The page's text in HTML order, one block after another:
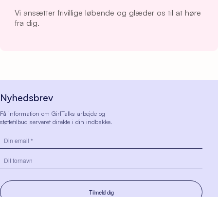
Vi ansætter frivillige løbende og glæder os til at høre
fra dig.
Nyhedsbrev
Få information om GirlTalks arbejde og
støttetilbud serveret direkte i din indbakke.